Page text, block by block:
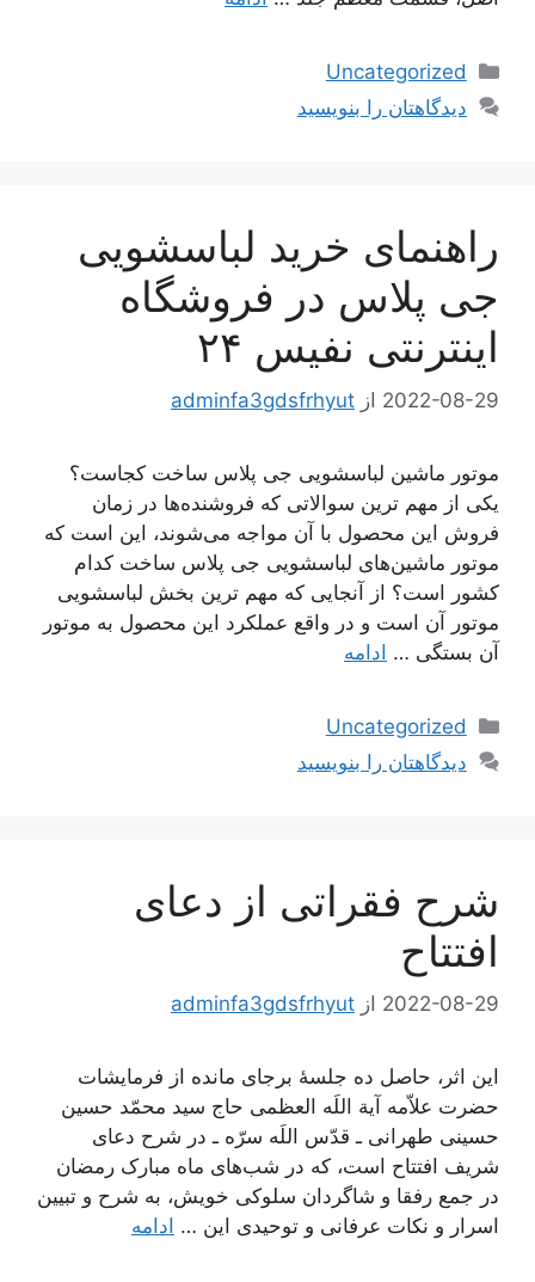
دسته‌ها
Uncategorized
دیدگاهتان را بنویسید
راهنمای خرید لباسشویی
جی پلاس در فروشگاه
اینترنتی نفیس ۲۴
2022-08-29 از adminfa3gdsfrhyut
موتور ماشین لباسشویی جی پلاس ساخت کجاست؟
یکی از مهم ترین سوالاتی که فروشنده‌ها در زمان
فروش این محصول با آن مواجه می‌شوند، این است که
موتور ماشین‌های لباسشویی جی پلاس ساخت کدام
کشور است؟ از آنجایی که مهم ترین بخش لباسشویی
موتور آن است و در واقع عملکرد این محصول به موتور
آن بستگی … ادامه
دسته‌ها
Uncategorized
دیدگاهتان را بنویسید
شرح فقراتی از دعای
افتتاح
2022-08-29 از adminfa3gdsfrhyut
این اثر، حاصل ده جلسۀ برجای مانده از فرمایشات
حضرت علاّمه آیة اللَه العظمی حاج سید محمّد حسین
حسینی طهرانی ـ قدّس اللَه سرّه ـ در شرح دعای
شریف افتتاح است، که در شب‌های ماه مبارک رمضان
در جمع رفقا و شاگردان سلوکی خویش، به شرح و تبیین
اسرار و نکات عرفانی و توحیدی این … ادامه